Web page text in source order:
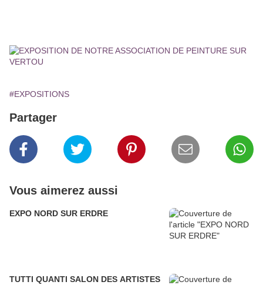
#EXPOSITIONS
Partager
Vous aimerez aussi
EXPO NORD SUR ERDRE
TUTTI QUANTI SALON DES ARTISTES